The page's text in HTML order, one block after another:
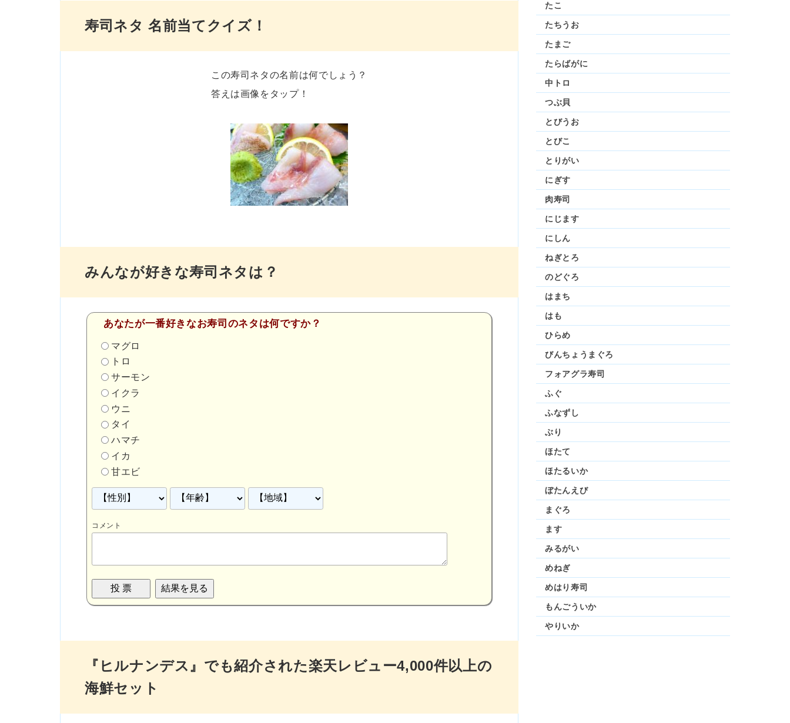
寿司ネタ 名前当てクイズ！
この寿司ネタの名前は何でしょう？
答えは画像をタップ！
みんなが好きな寿司ネタは？
あなたが一番好きなお寿司のネタは何ですか？
マグロ
トロ
サーモン
イクラ
ウニ
タイ
ハマチ
イカ
甘エビ
コメント
『ヒルナンデス』でも紹介された楽天レビュー4,000件以上の
海鮮セット
たこ
たちうお
たまご
たらばがに
中トロ
つぶ貝
とびうお
とびこ
とりがい
にぎす
肉寿司
にじます
にしん
ねぎとろ
のどぐろ
はまち
はも
ひらめ
びんちょうまぐろ
フォアグラ寿司
ふぐ
ふなずし
ぶり
ほたて
ほたるいか
ぼたんえび
まぐろ
ます
みるがい
めねぎ
めはり寿司
もんごういか
やりいか